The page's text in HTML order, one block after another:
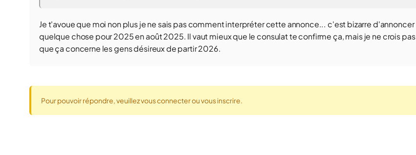
Je t'avoue que moi non plus je ne sais pas comment interpréter cette annonce... c'est bizarre d'annoncer
quelque chose pour 2025 en août 2025. Il vaut mieux que le consulat te confirme ça, mais je ne crois pas
que ça concerne les gens désireux de partir 2026.
Pour pouvoir répondre, veuillez vous connecter ou vous inscrire.